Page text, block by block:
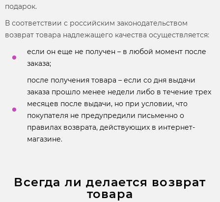
подарок.
В соответствии с российским законодательством
возврат товара надлежащего качества осуществляется:
если он еще не получен – в любой момент после
заказа;
после получения товара – если со дня выдачи
заказа прошло менее недели либо в течение трех
месяцев после выдачи, но при условии, что
покупателя не предупредили письменно о
правилах возврата, действующих в интернет-
магазине.
Всегда ли делается возврат
товара